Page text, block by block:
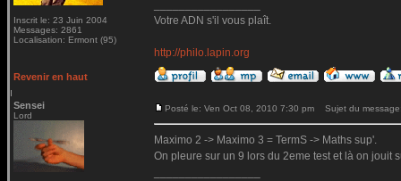
Inscrit le: 23 Juin 2004
Messages: 2861
Localisation: Ermont (95)
Votre ADN s'il vous plaît.
http://philo.lapin.org
Revenir en haut
Sensei
Lord
Posté le: Ven Oct 08, 2010 7:30 pm Sujet du
Maximo 2 -> Maximo 3 = TermS -> Maths sup'.
On pleure sur un 9 lors du 2eme test et là on jouit